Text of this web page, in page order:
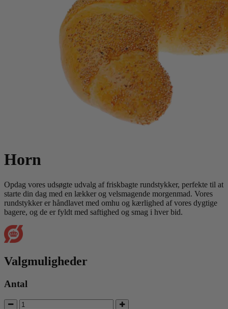
Horn
Opdag vores udsøgte udvalg af friskbagte rundstykker, perfekte til at
starte din dag med en lækker og velsmagende morgenmad. Vores
rundstykker er håndlavet med omhu og kærlighed af vores dygtige
bagere, og de er fyldt med saftighed og smag i hver bid.
Valgmuligheder
Antal